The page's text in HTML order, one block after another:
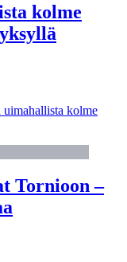
kolme
uimahallista kolme
Tornioon –